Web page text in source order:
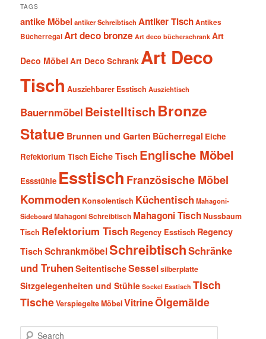
TAGS
antike Möbel antiker Schreibtisch Antiker TischAntikes
BücherregalArt deco bronze Art deco bücherschrank Art
Deco Möbel Art Deco Schrank Art Deco
Tisch Ausziehbarer Esstisch Ausziehtisch
Bauernmöbel Beistelltisch Bronze
Statue Brunnen und Garten Bücherregal Eiche
Refektorium Tisch Eiche Tisch Englische Möbel
Essstühle Esstisch Französische Möbel
Kommoden Konsolentisch Küchentisch Mahagoni-
SideboardMahagoni Schreibtisch Mahagoni TischNussbaum
Tisch Refektorium Tisch Regency Esstisch Regency
Tisch SchrankmöbelSchreibtischSchränke
und TruhenSeitentischeSesselsilberplatte
Sitzgelegenheiten und Stühle Sockel Esstisch Tisch
TischeVerspiegelte MöbelVitrineÖlgemälde